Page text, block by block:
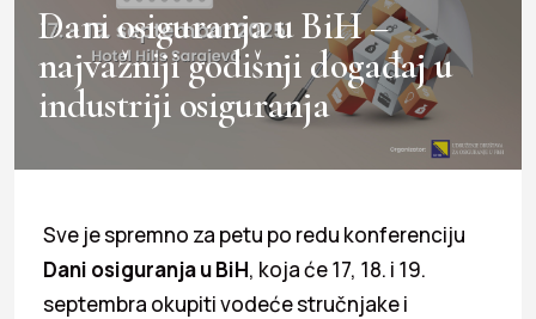
Dani osiguranja u BiH –
najvažniji godišnji događaj u
industriji osiguranja
Sve je spremno za petu po redu konferenciju
Dani osiguranja u BiH, koja će 17, 18. i 19.
septembra okupiti vodeće stručnjake i